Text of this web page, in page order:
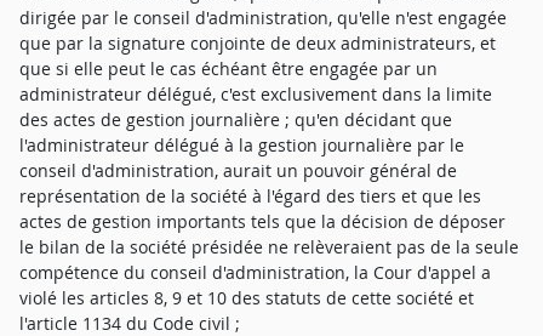
dirigée par le conseil d'administration, qu'elle n'est engagée
que par la signature conjointe de deux administrateurs, et
que si elle peut le cas échéant être engagée par un
administrateur délégué, c'est exclusivement dans la limite
des actes de gestion journalière ; qu'en décidant que
l'administrateur délégué à la gestion journalière par le
conseil d'administration, aurait un pouvoir général de
représentation de la société à l'égard des tiers et que les
actes de gestion importants tels que la décision de déposer
le bilan de la société présidée ne relèveraient pas de la seule
compétence du conseil d'administration, la Cour d'appel a
violé les articles 8, 9 et 10 des statuts de cette société et
l'article 1134 du Code civil ;